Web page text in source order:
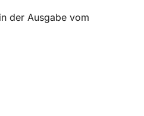
der Ausgabe vom